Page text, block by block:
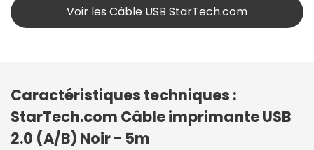
Voir les Câble USB StarTech.com
Caractéristiques techniques :
StarTech.com Câble imprimante USB
2.0 (A/B) Noir - 5m